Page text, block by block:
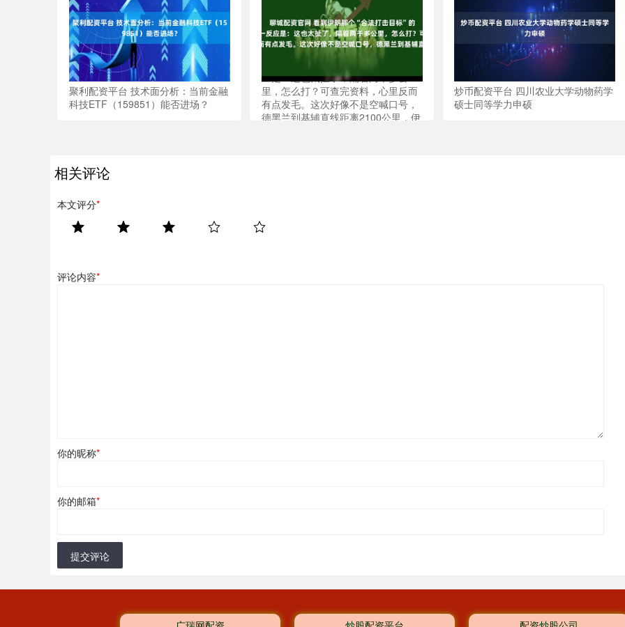
聚利配资平台 技术面分析：当前金融
科技ETF（159851）能否进场？
聊城配资官网 看到伊朗那个“合法打
击目标”的新闻，我愣了半天，第一反
应是：这也太扯了，隔着两千多公
里，怎么打？可查完资料，心里反而
有点发毛。这次好像不是空喊口号，
德黑兰到基辅直线距离2100公里，伊
炒币配资平台 四川农业大学动物药学
硕士同等学力申硕
相关评论
本文评分*
评论内容*
你的昵称*
你的邮箱*
提交评论